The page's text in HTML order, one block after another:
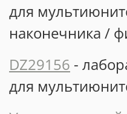
для
наконечника /
DZ29156 -
для